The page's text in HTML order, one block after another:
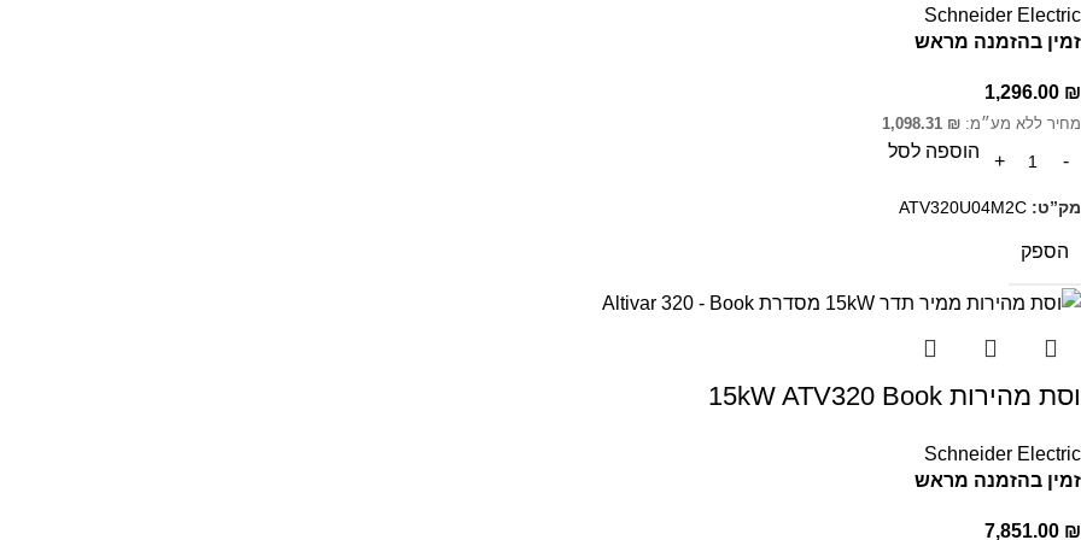
Schneider Electric
זמין בהזמנה מראש
1,296.00 ₪
מחיר ללא מע״מ: 1,098.31 ₪
הוספה לסל
מק”ט: ATV320U04M2C
הספק
וסת מהירות 15kW ATV320 Book
Schneider Electric
זמין בהזמנה מראש
7,851.00 ₪